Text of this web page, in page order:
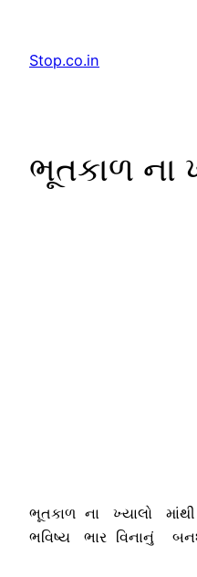
content
Stop.co.in
ભૂતકાળ ના
ભૂતકાળ ના ખ્યાલો
ભવિષ્ય ભાર વિનાનું